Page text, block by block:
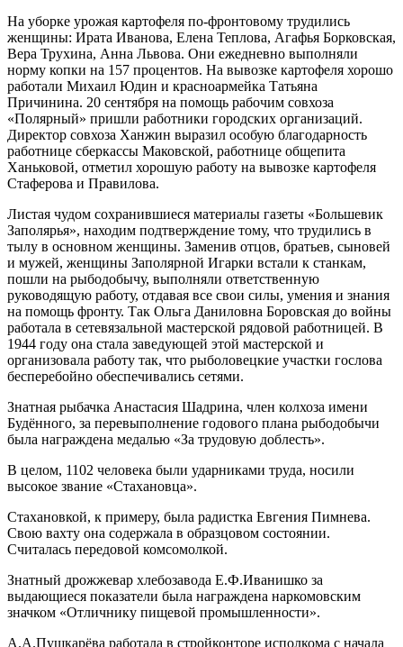
На уборке урожая картофеля по-фронтовому трудились
женщины: Ирата Иванова, Елена Теплова, Агафья Борковская,
Вера Трухина, Анна Львова. Они ежедневно выполняли
норму копки на 157 процентов. На вывозке картофеля хорошо
работали Михаил Юдин и красноармейка Татьяна
Причинина. 20 сентября на помощь рабочим совхоза
«Полярный» пришли работники городских организаций.
Директор совхоза Ханжин выразил особую благодарность
работнице сберкассы Маковской, работнице общепита
Ханьковой, отметил хорошую работу на вывозке картофеля
Стаферова и Правилова.
Листая чудом сохранившиеся материалы газеты «Большевик
Заполярья», находим подтверждение тому, что трудились в
тылу в основном женщины. Заменив отцов, братьев, сыновей
и мужей, женщины Заполярной Игарки встали к станкам,
пошли на рыбодобычу, выполняли ответственную
руководящую работу, отдавая все свои силы, умения и знания
на помощь фронту. Так Ольга Даниловна Боровская до войны
работала в сетевязальной мастерской рядовой работницей. В
1944 году она стала заведующей этой мастерской и
организовала работу так, что рыболовецкие участки гослова
бесперебойно обеспечивались сетями.
Знатная рыбачка Анастасия Шадрина, член колхоза имени
Будённого, за перевыполнение годового плана рыбодобычи
была награждена медалью «За трудовую доблесть».
В целом, 1102 человека были ударниками труда, носили
высокое звание «Стахановца».
Стахановкой, к примеру, была радистка Евгения Пимнева.
Свою вахту она содержала в образцовом состоянии.
Считалась передовой комсомолкой.
Знатный дрожжевар хлебозавода Е.Ф.Иванишко за
выдающиеся показатели была награждена наркомовским
значком «Отличнику пищевой промышленности».
А.А.Пушкарёва работала в стройконторе исполкома с начала